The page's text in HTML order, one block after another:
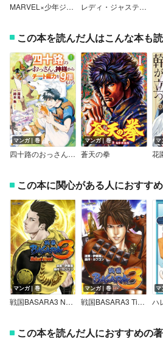
MARVEL×少年ジャンプ+ SUPER COLLABORATION レディ・ジャスティス
この本を読んだ人はこんな本も
マンガ｜巻
四十路のおっさん、神様からチート能力を9個もらう
マンガ｜巻
蒼天の拳
マ
花
この本に関心がある人におすす
マンガ｜巻
戦国BASARA3 Naked Blood
マンガ｜巻
戦国BASARA3 Tiger’s Blood
マ
ハ
この本を読んだ人におすすめの